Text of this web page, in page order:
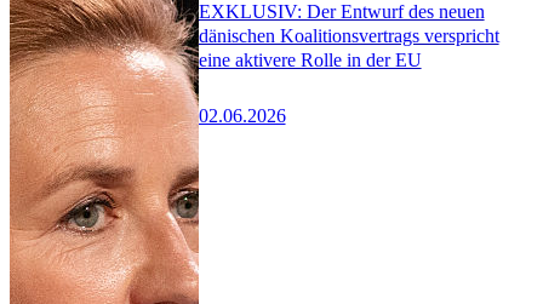
EXKLUSIV: Der Entwurf des neuen
dänischen Koalitionsvertrags verspricht
eine aktivere Rolle in der EU
02.06.2026